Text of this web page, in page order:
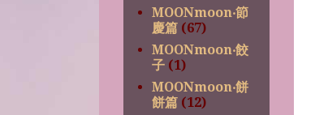
MOONmoon‧節
慶篇 (67)
MOONmoon‧餃
子 (1)
MOONmoon‧餅
餅篇 (12)